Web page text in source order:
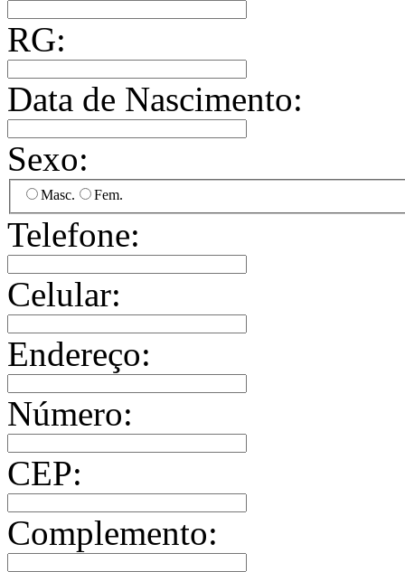
RG:
Data de Nascimento:
Sexo:
Masc. Fem.
Telefone:
Celular:
Endereço:
Número:
CEP:
Complemento: